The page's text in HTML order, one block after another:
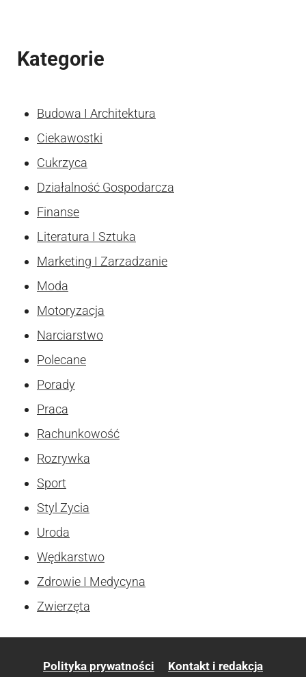
Kategorie
Budowa I Architektura
Ciekawostki
Cukrzyca
Działalność Gospodarcza
Finanse
Literatura I Sztuka
Marketing I Zarzadzanie
Moda
Motoryzacja
Narciarstwo
Polecane
Porady
Praca
Rachunkowość
Rozrywka
Sport
Styl Zycia
Uroda
Wędkarstwo
Zdrowie I Medycyna
Zwierzęta
Polityka prywatności Kontakt i redakcja